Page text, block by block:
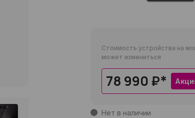
Стоимость устройства на
может измениться
78 990 ₽*
Нет в наличии